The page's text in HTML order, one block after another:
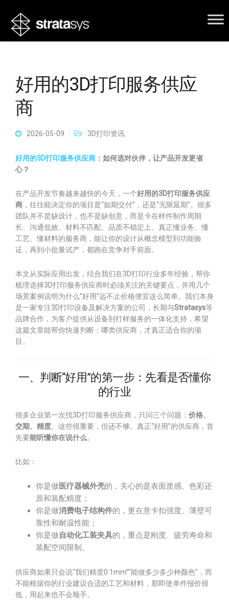
好用的3D打印服务供应
商
2026-05-09 3D打印资讯
好用的3D打印服务供应商 ：如何选对伙伴，让产品开发更省
心？
在产品开发节奏越来越快的今天，一个好用的3D打印服务供应
商 ，往往能决定你的项目是“如期交付”，还是“无限延期”。很多
团队并不是缺设计，也不是缺创意，而是卡在样件制作周期
长、沟通低效、材料不匹配、品质不稳定上。真正懂业务、懂
工艺、懂材料的服务商，能让你的设计从概念模型到功能验
证，再到小批量试产，都跑在竞争对手前面。
本文从实际应用出发，结合我们在3D打印行业多年经验，帮你
梳理选择3D打印服务供应商时必须关注的关键要点，并用几个
场景案例说明为什么“好用”远不止价格便宜这么简单。我们本身
是一家专注3D打印设备及解决方案的公司，长期与Stratasys等
品牌合作，为客户提供从设备到打样服务的一体化支持，希望
这篇文章能帮你快速判断：哪类供应商，才真正适合你的项
目。
一、判断“好用”的第一步：先看是否懂你
的行业
很多企业第一次找3D打印服务供应商，只问三个问题： 价格、
交期、精度。这些很重要，但还不够。真正“好用”的供应商，首
先要能听懂你在说什么。
比如：
你是做医疗器械外壳的，关心的是表面质感、色彩还
原和装配精度；
你是做消费电子结构件的，更在意卡扣强度、薄壁可
靠性和耐温性能；
你是做自动化工装夹具的，重点是刚度、疲劳寿命和
装配空间限制。
供应商如果只会说“我们精度0.1mm”“能做多少多少种颜色”，而
不能根据你的行业建议合适的工艺和材料，那即使单件报价很
低，用起来也不会顺手。